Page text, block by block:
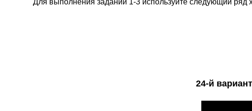
Для выполнения заданий 1-3 используйте следующий ряд
24-й